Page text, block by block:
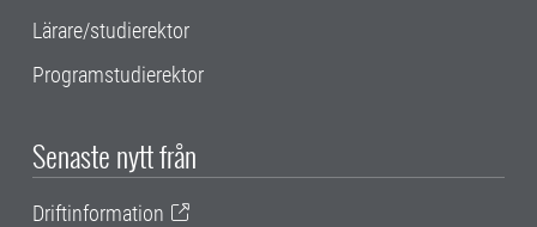
Lärare/studierektor
Programstudierektor
Senaste nytt från
Driftinformation